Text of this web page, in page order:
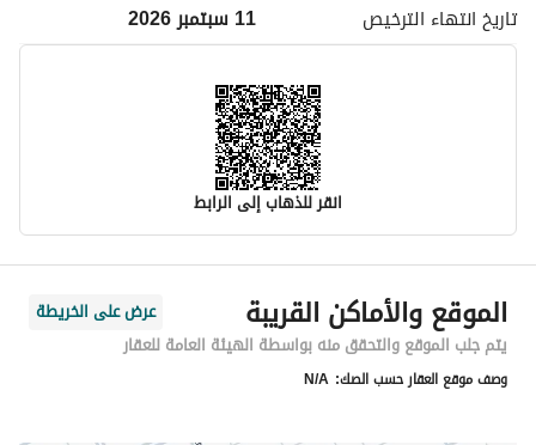
تاريخ انتهاء الترخيص 11 سبتمبر 2026
انقر للذهاب إلى الرابط
معلومات مسؤول الإعلان
اسم المسؤول
ريان سليمان بن عمر الخراشي
رقم المسؤول
0555551910
الموقع والأماكن القريبة
عرض على الخريطة
يتم جلب الموقع والتحقق منه بواسطة الهيئة العامة للعقار
وصف موقع العقار حسب الصك: N/A